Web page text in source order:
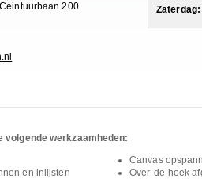
Ceintuurbaan 200
Zaterdag:
volgende werkzaamheden:
Canvas
en inlijsten
Over-de-hoek